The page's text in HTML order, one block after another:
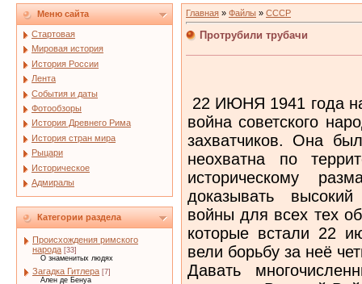
Меню сайта
Стартовая
Мировая история
История России
Лента
События и даты
Фотообзоры
История Древнего Рима
История стран мира
Рыцари
Историческое
Адмиралы
Категории раздела
Происхождения римского
народа [33]
О знаменитых людях
Загадка Гитлера [7]
Ален де Бенуа
Главная » Файлы » СССР
Протрубили трубачи
22 ИЮНЯ 1941 года
война советского
захватчиков. Она
неохватна по
историческому
доказывать
войны для всех тех
которые встали 22
вели борьбу за неё
Давать